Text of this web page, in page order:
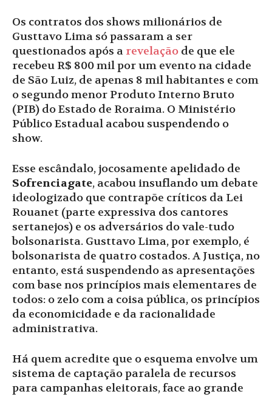
Os contratos dos shows milionários de
Gusttavo Lima só passaram a ser
questionados após a revelação de que ele
recebeu R$ 800 mil por um evento na cidade
de São Luiz, de apenas 8 mil habitantes e com
o segundo menor Produto Interno Bruto
(PIB) do Estado de Roraima. O Ministério
Público Estadual acabou suspendendo o
show.
Esse escândalo, jocosamente apelidado de
Sofrenciagate, acabou insuflando um debate
ideologizado que contrapõe críticos da Lei
Rouanet (parte expressiva dos cantores
sertanejos) e os adversários do vale-tudo
bolsonarista. Gusttavo Lima, por exemplo, é
bolsonarista de quatro costados. A Justiça, no
entanto, está suspendendo as apresentações
com base nos princípios mais elementares de
todos: o zelo com a coisa pública, os princípios
da economicidade e da racionalidade
administrativa.
Há quem acredite que o esquema envolve um
sistema de captação paralela de recursos
para campanhas eleitorais, face ao grande